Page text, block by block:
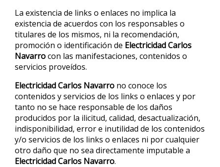
La existencia de links o enlaces no implica la
existencia de acuerdos con los responsables o
titulares de los mismos, ni la recomendación,
promoción o identificación de Electricidad Carlos
Navarrocon las manifestaciones, contenidos o
servicios proveídos.
Electricidad Carlos Navarro no conoce los
contenidos y servicios de los links o enlaces y por
tanto no se hace responsable de los daños
producidos por la ilicitud, calidad, desactualización,
indisponibilidad, error e inutilidad de los contenidos
y/o servicios de los links o enlaces ni por cualquier
otro daño que no sea directamente imputable a
Electricidad Carlos Navarro.